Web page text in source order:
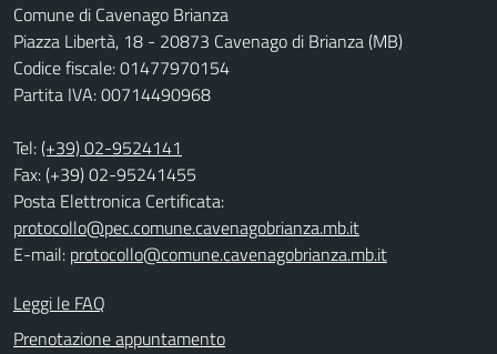
Comune di Cavenago Brianza
Piazza Libertà, 18 - 20873 Cavenago di Brianza (MB)
Codice fiscale: 01477970154
Partita IVA: 00714490968
Tel:(+39) 02-9524141
Fax: (+39) 02-95241455
Posta Elettronica Certificata:
protocollo@pec.comune.cavenagobrianza.mb.it
E-mail: protocollo@comune.cavenagobrianza.mb.it
Leggi le FAQ
Prenotazione appuntamento